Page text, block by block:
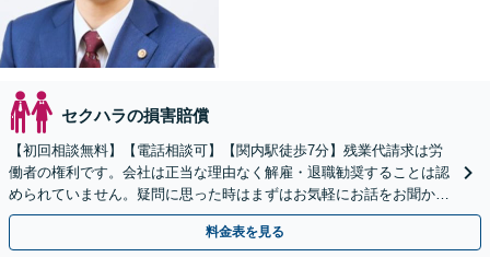
セクハラの損害賠償
【初回相談無料】【電話相談可】【関内駅徒歩7分】残業代請求は労
働者の権利です。会社は正当な理由なく解雇・退職勧奨することは認
められていません。疑問に思った時はまずはお気軽にお話をお聞かせ
ください。
料金表を見る